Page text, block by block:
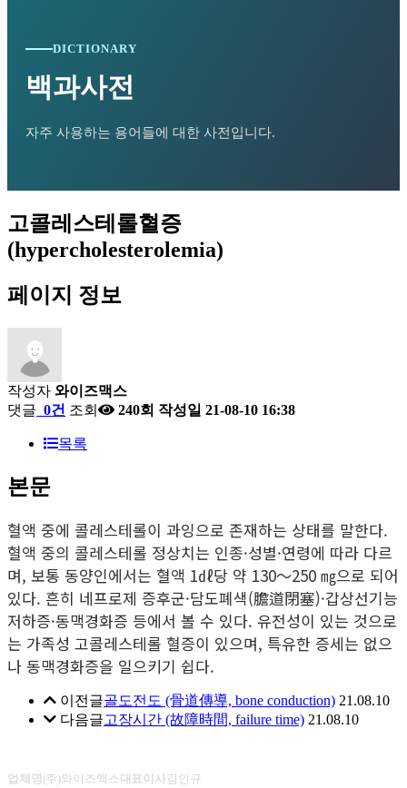
DICTIONARY
백과사전
자주 사용하는 용어들에 대한 사전입니다.
고콜레스테롤혈증
(hypercholesterolemia)
페이지 정보
작성자 와이즈맥스
댓글 0건 조회 240회 작성일 21-08-10 16:38
목록
본문
혈액 중에 콜레스테롤이 과잉으로 존재하는 상태를 말한다.
혈액 중의 콜레스테롤 정상치는 인종·성별·연령에 따라 다르
며, 보통 동양인에서는 혈액 1㎗당 약 130～250 ㎎으로 되어
있다. 흔히 네프로제 증후군·담도폐색(膽道閉塞)·갑상선기능
저하증·동맥경화증 등에서 볼 수 있다. 유전성이 있는 것으로
는 가족성 고콜레스테롤 혈증이 있으며, 특유한 증세는 없으
나 동맥경화증을 일으키기 쉽다.
이전글골도전도 (骨道傳導, bone conduction) 21.08.10
다음글고장시간 (故障時間, failure time) 21.08.10
업체명 (주)와이즈맥스대표이사김인규